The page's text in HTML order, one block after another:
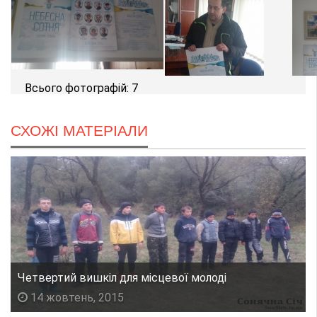
Всього фотографій: 7
СХОЖІ МАТЕРІАЛИ
Четвертий вишкіл для місцевої молоді
14 жовтень, 2015